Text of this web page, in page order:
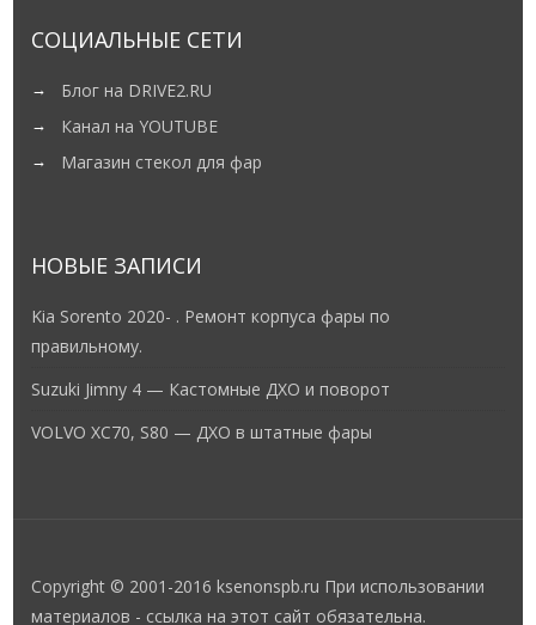
СОЦИАЛЬНЫЕ СЕТИ
Блог на DRIVE2.RU
Канал на YOUTUBE
Магазин стекол для фар
НОВЫЕ ЗАПИСИ
Kia Sorento 2020- . Ремонт корпуса фары по
правильному.
Suzuki Jimny 4 — Кастомные ДХО и поворот
VOLVO XC70, S80 — ДХО в штатные фары
Copyright © 2001-2016 ksenonspb.ru При использовании
материалов - ссылка на этот сайт обязательна.